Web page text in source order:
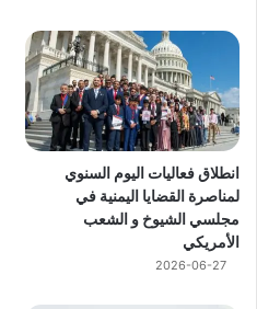
انطلاق فعاليات اليوم السنوي
لمناصرة القضايا اليمنية في
مجلسي الشيوخ و الشعب
الأمريكي
2026-06-27